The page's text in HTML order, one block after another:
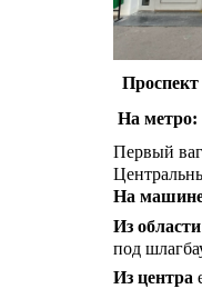
Проспект
На метро:
Первый
На
Из области
под
Из центра